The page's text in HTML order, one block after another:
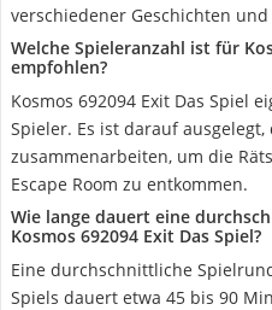
verschiedener Geschichten
Welche Spieleranzahl ist für
empfohlen?
Kosmos 692094 Exit Das Spiel
Spieler. Es ist darauf
zusammenarbeiten, um die
Escape Room zu entkommen.
Wie lange dauert eine
Kosmos 692094 Exit Das Spiel?
Eine durchschnittliche
Spiels dauert etwa 45 bis 90